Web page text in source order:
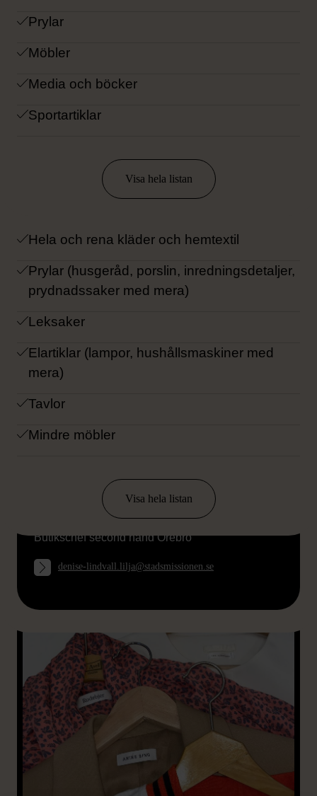
Prylar
Möbler
Media och böcker
Sportartiklar
Visa hela listan
HÄR KAN DU LÄMNA:
Hela och rena kläder och hemtextil
Prylar (husgeråd, porslin, inredningsdetaljer,
prydnadssaker med mera)
Leksaker
Elartiklar (lampor, hushållsmaskiner med
mera)
Tavlor
Mindre möbler
Visa hela listan
Denise Lindvall-Lilja
Butikschef second hand Örebro
denise-lindvall.lilja@stadsmissionen.se